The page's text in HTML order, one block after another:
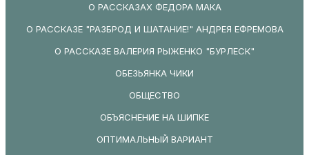
О РАССКАЗАХ ФЕДОРА МАКА
О РАССКАЗЕ "РАЗБРОД И ШАТАНИЕ!" АНДРЕЯ ЕФРЕМОВА
О РАССКАЗЕ ВАЛЕРИЯ РЫЖЕНКО "БУРЛЕСК"
ОБЕЗЬЯНКА ЧИКИ
ОБЩЕСТВО
ОБЪЯСНЕНИЕ НА ШИПКЕ
ОПТИМАЛЬНЫЙ ВАРИАНТ